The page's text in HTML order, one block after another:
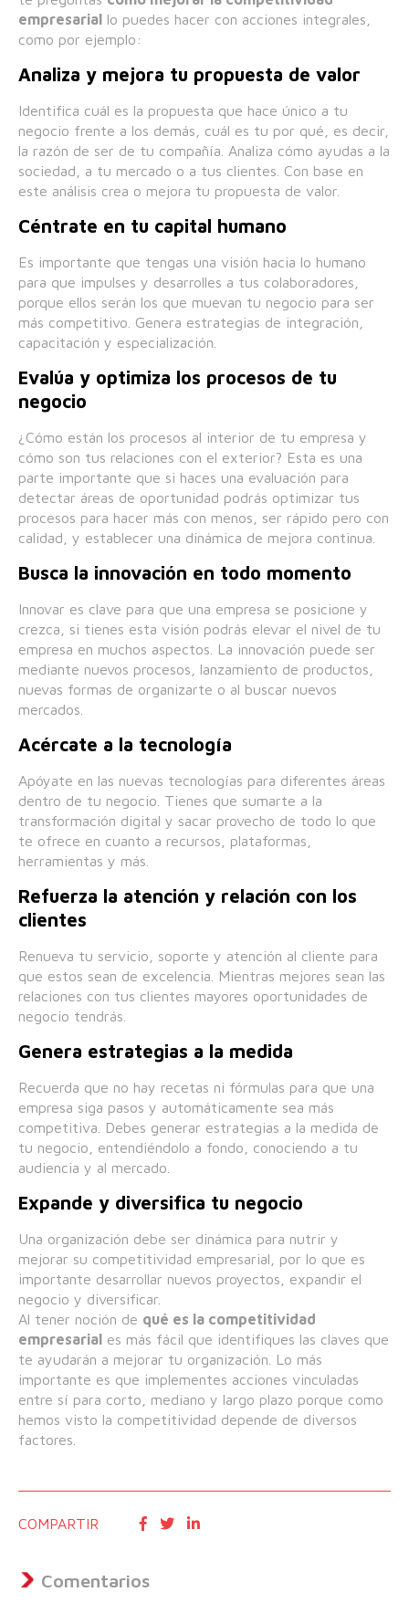
empresarial lo puedes hacer con acciones integrales,
como por ejemplo:
Analiza y mejora tu propuesta de valor
Identifica cuál es la propuesta que hace único a tu
negocio frente a los demás, cuál es tu por qué, es decir,
la razón de ser de tu compañía. Analiza cómo ayudas a la
sociedad, a tu mercado o a tus clientes. Con base en
este análisis crea o mejora tu propuesta de valor.
Céntrate en tu capital humano
Es importante que tengas una visión hacia lo humano
para que impulses y desarrolles a tus colaboradores,
porque ellos serán los que muevan tu negocio para ser
más competitivo. Genera estrategias de integración,
capacitación y especialización.
Evalúa y optimiza los procesos de tu
negocio
¿Cómo están los procesos al interior de tu empresa y
cómo son tus relaciones con el exterior? Esta es una
parte importante que si haces una evaluación para
detectar áreas de oportunidad podrás optimizar tus
procesos para hacer más con menos, ser rápido pero con
calidad, y establecer una dinámica de mejora continua.
Busca la innovación en todo momento
Innovar es clave para que una empresa se posicione y
crezca, si tienes esta visión podrás elevar el nivel de tu
empresa en muchos aspectos. La innovación puede ser
mediante nuevos procesos, lanzamiento de productos,
nuevas formas de organizarte o al buscar nuevos
mercados.
Acércate a la tecnología
Apóyate en las nuevas tecnologías para diferentes áreas
dentro de tu negocio. Tienes que sumarte a la
transformación digital y sacar provecho de todo lo que
te ofrece en cuanto a recursos, plataformas,
herramientas y más.
Refuerza la atención y relación con los
clientes
Renueva tu servicio, soporte y atención al cliente para
que estos sean de excelencia. Mientras mejores sean las
relaciones con tus clientes mayores oportunidades de
negocio tendrás.
Genera estrategias a la medida
Recuerda que no hay recetas ni fórmulas para que una
empresa siga pasos y automáticamente sea más
competitiva. Debes generar estrategias a la medida de
tu negocio, entendiéndolo a fondo, conociendo a tu
audiencia y al mercado.
Expande y diversifica tu negocio
Una organización debe ser dinámica para nutrir y
mejorar su competitividad empresarial, por lo que es
importante desarrollar nuevos proyectos, expandir el
negocio y diversificar.
Al tener noción de qué es la competitividad
empresarial es más fácil que identifiques las claves que
te ayudarán a mejorar tu organización. Lo más
importante es que implementes acciones vinculadas
entre sí para corto, mediano y largo plazo porque como
hemos visto la competitividad depende de diversos
factores.
COMPARTIR
Comentarios